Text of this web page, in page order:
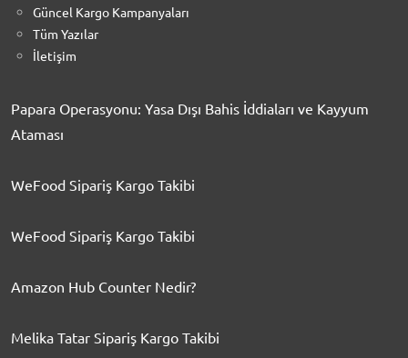
Güncel Kargo Kampanyaları
Tüm Yazılar
İletişim
Papara Operasyonu: Yasa Dışı Bahis İddiaları ve Kayyum
Ataması
WeFood Sipariş Kargo Takibi
WeFood Sipariş Kargo Takibi
Amazon Hub Counter Nedir?
Melika Tatar Sipariş Kargo Takibi